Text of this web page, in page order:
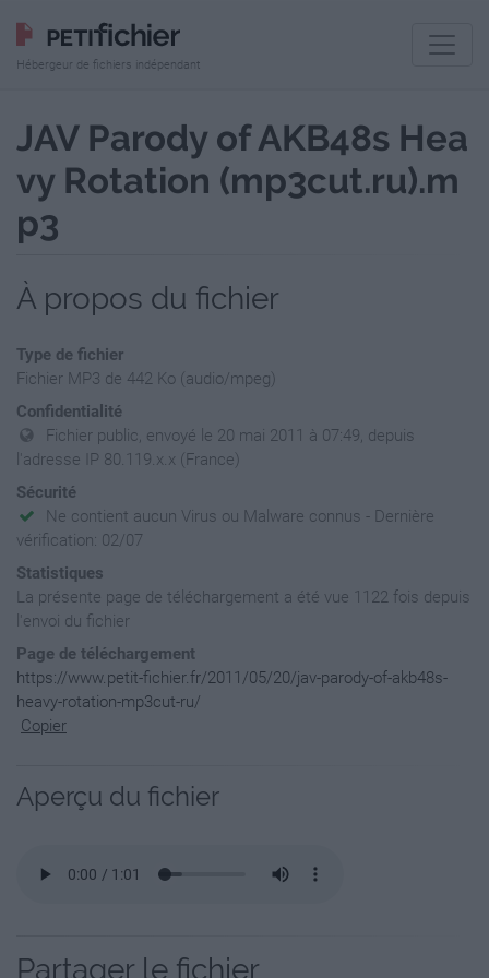
Hébergeur de fichiers indépendant
JAV Parody of AKB48s Hea
vy Rotation (mp3cut.ru).m
p3
À propos du fichier
Type de fichier
Fichier MP3 de 442 Ko (audio/mpeg)
Confidentialité
Fichier public, envoyé le 20 mai 2011 à 07:49, depuis
l'adresse IP 80.119.x.x (France)
Sécurité
Ne contient aucun Virus ou Malware connus - Dernière
vérification: 02/07
Statistiques
La présente page de téléchargement a été vue 1122 fois depuis
l'envoi du fichier
Page de téléchargement
https://www.petit-fichier.fr/2011/05/20/jav-parody-of-akb48s-
heavy-rotation-mp3cut-ru/
Copier
Aperçu du fichier
Partager le fichier